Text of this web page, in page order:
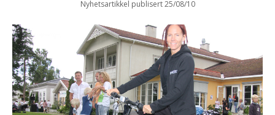
Nyhetsartikkel publisert 25/08/10